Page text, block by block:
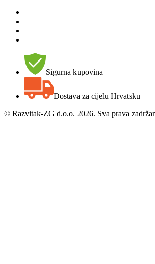
Sigurna kupovina
Dostava za cijelu Hrvatsku
© Razvitak-ZG d.o.o. 2026. Sva prava